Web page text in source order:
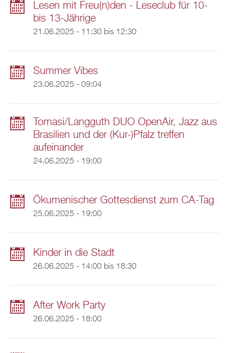
Lesen mit Freu(n)den - Leseclub für 10-
bis 13-Jährige
21.06.2025 - 11:30bis 12:30
Summer Vibes
23.06.2025 - 09:04
Tomasi/Langguth DUO OpenAir, Jazz aus
Brasilien und der (Kur-)Pfalz treffen
aufeinander
24.06.2025 - 19:00
Ökumenischer Gottesdienst zum CA-Tag
25.06.2025 - 19:00
Kinder in die Stadt
26.06.2025 - 14:00bis 18:30
After Work Party
26.06.2025 - 18:00